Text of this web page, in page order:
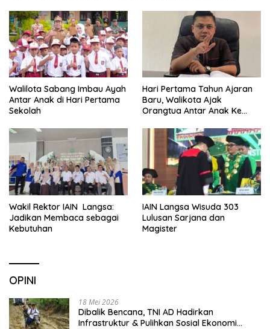
Walilota Sabang Imbau Ayah
Antar Anak di Hari Pertama
Sekolah
Hari Pertama Tahun Ajaran
Baru, Walikota Ajak
Orangtua Antar Anak Ke
Wakil Rektor IAIN Langsa:
Jadikan Membaca sebagai
Kebutuhan
IAIN Langsa Wisuda 303
Lulusan Sarjana dan
Magister
OPINI
18 Mei 2026
Dibalik Bencana, TNI AD Hadirkan
Infrastruktur & Pulihkan Sosial Ekonomi